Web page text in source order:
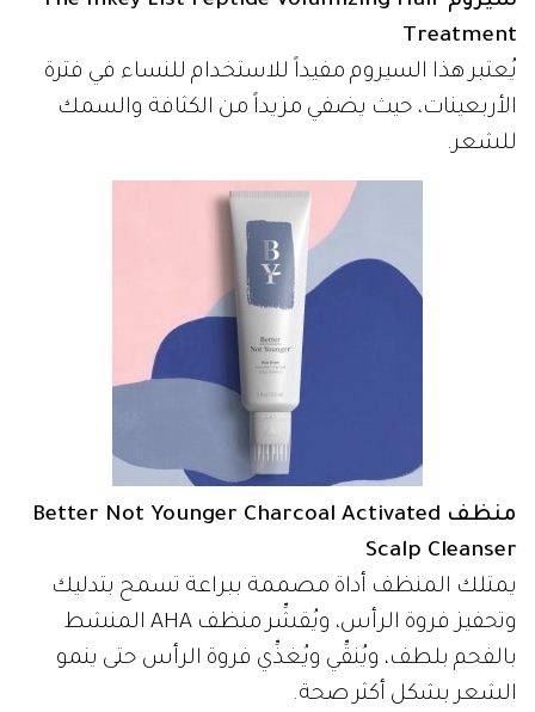
Treatment
يُعتبر هذا السيروم مفيداً للاستخدام للنساء في فترة
الأربعينات، حيث يضفي مزيداً من الكثافة والسمك
للشعر.
منظف Better Not Younger Charcoal Activated
Scalp Cleanser
يمتلك المنظف أداة مصممة ببراعة تسمح بتدليك
وتحفيز فروة الرأس، ويُقشِّر منظف AHA المنشط
بالفحم بلطف، ويُنقِّي ويُغذِّي فروة الرأس حتى ينمو
الشعر بشكل أكثر صحة.